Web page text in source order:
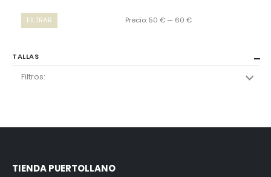
FILTRAR Precio: 50 €— 60 €
TALLAS
Filtros:
TIENDA PUERTOLLANO